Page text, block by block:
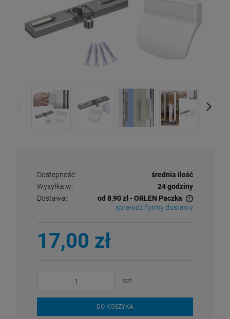
Dostępność:
średnia ilość
Wysyłka w:
24 godziny
Dostawa:
od 8,90 zł- ORLEN Paczka
Cena nie zawiera ewentualnych kosztów płatności
sprawdź formy dostawy
17,00 zł
szt.
DO KOSZYKA